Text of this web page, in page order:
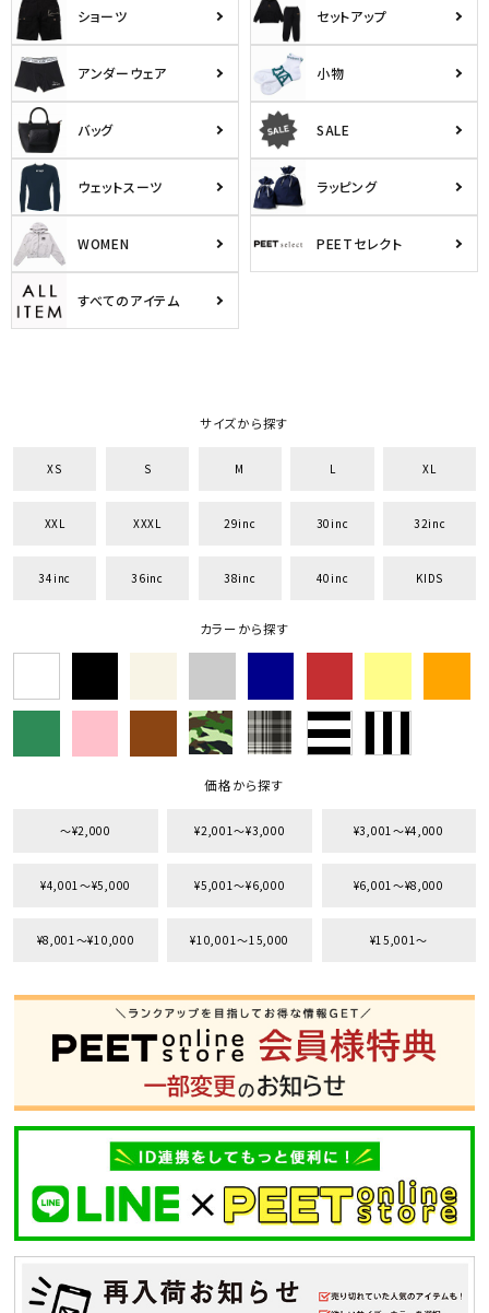
ショーツ セットアップ
アンダーウェア 小物
バッグ SALE
ウェットスーツ ラッピング
WOMEN PEETセレクト
すべてのアイテム
サイズから探す
XS S M L XL
XXL XXXL 29inc 30inc 32inc
34inc 36inc 38inc 40inc KIDS
カラーから探す
価格から探す
〜¥2,000 ¥2,001〜¥3,000 ¥3,001〜¥4,000
¥4,001〜¥5,000 ¥5,001〜¥6,000 ¥6,001〜¥8,000
¥8,001〜¥10,000 ¥10,001〜15,000 ¥15,001〜